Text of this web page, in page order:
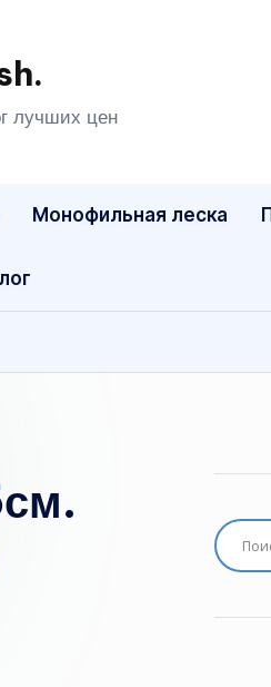
лучших цен
Монофильная леска